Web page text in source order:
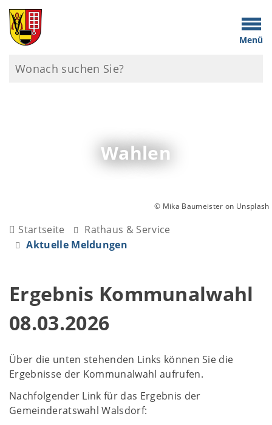
Menü
Wahlen
© Mika Baumeister on Unsplash
Startseite
Rathaus & Service
Aktuelle Meldungen
Ergebnis Kommunalwahl
08.03.2026
Über die unten stehenden Links können Sie die
Ergebnisse der Kommunalwahl aufrufen.
Nachfolgender Link für das Ergebnis der
Gemeinderatswahl Walsdorf: